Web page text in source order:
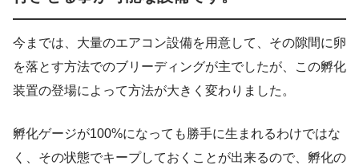
今までは、大量のエアコン設備を用意して、その隙間に卵
を落とす方法でのブリーディングが主でしたが、この孵化
装置の登場によって方法が大きく変わりました。
孵化ゲージが100%になっても勝手に生まれるわけではな
く、その状態でキープしておくことが出来るので、孵化の